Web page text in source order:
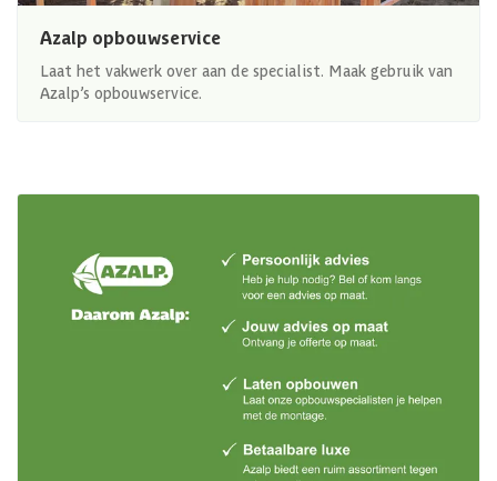
Azalp opbouwservice
Laat het vakwerk over aan de specialist. Maak gebruik van
Azalp’s opbouwservice.